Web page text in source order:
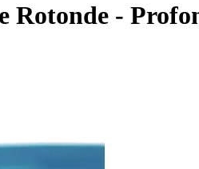
Rotonde -